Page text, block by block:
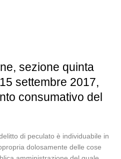
sezione quinta
settembre 2017,
consumativo del
di peculato è individuabile in
dolosamente delle cose